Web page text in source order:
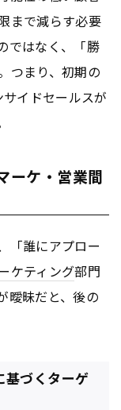
まで減らす必要
ではなく、「勝
つまり、初期の
イドセールスが
ーケ・営業間
「誰にアプロー
ケティング部門
曖昧だと、後の
基づくターゲ